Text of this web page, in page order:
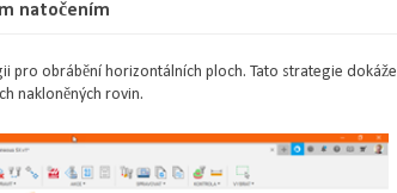
natočením
pro obrábění horizontálních ploch. Tato strategie dokáže
nakloněných rovin.